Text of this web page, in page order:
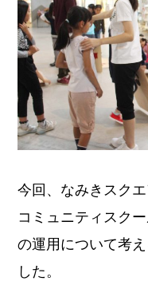
今回、なみきスク
コミュニティスク
の運用について考
した。